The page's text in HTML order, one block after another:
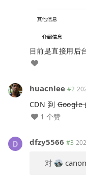
目前是直接用后
huacnlee #2
CDN 到Google
1 个赞
dfzy5566 #3
对